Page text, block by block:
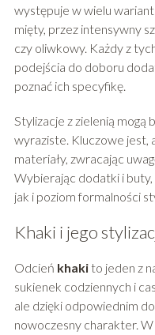
występuje w wielu
mięty, przez intensywny
czy oliwkowy. Każdy z
podejścia do doboru
poznać ich specyfikę.
Stylizacje z zielenią mogą
wyraziste. Kluczowe jest,
materiały, zwracając
Wybierając dodatki i buty,
jak i poziom formalności
Khaki i jego
Odcień khakito jeden z
sukienek codziennych i
ale dzięki odpowiednim
nowoczesny charakter.